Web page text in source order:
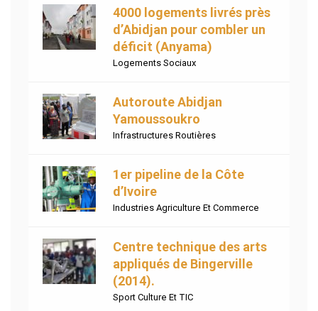
4000 logements livrés près
d’Abidjan pour combler un
déficit (Anyama)
Logements Sociaux
Autoroute Abidjan
Yamoussoukro
Infrastructures Routières
1er pipeline de la Côte
d’Ivoire
Industries Agriculture Et Commerce
Centre technique des arts
appliqués de Bingerville
(2014).
Sport Culture Et TIC